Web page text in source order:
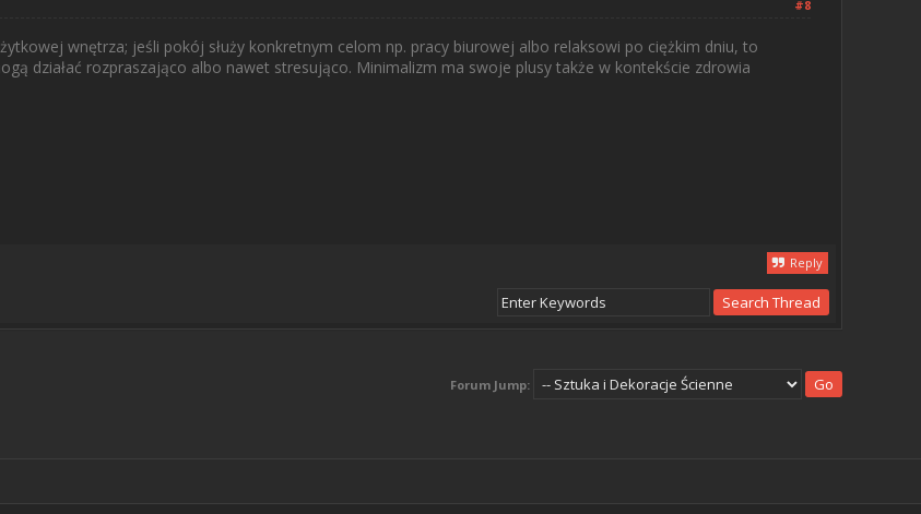
#8
wnętrza; jeśli pokój służy konkretnym celom np. pracy biurowej albo relaksowi po ciężkim dniu, to
działać rozpraszająco albo nawet stresująco. Minimalizm ma swoje plusy także w kontekście zdrowia
Reply
Forum Jump: